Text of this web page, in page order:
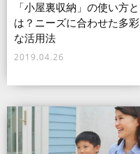
「小屋裏収納」の使い方と
は？ニーズに合わせた多彩
な活用法
2019.04.26